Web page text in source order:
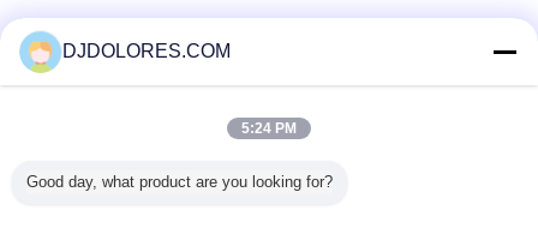
Trust Seal
Verified Suplier
Tous les produits
DJDOLORES.COM
5:24 PM
Good day, what product are you looking for?